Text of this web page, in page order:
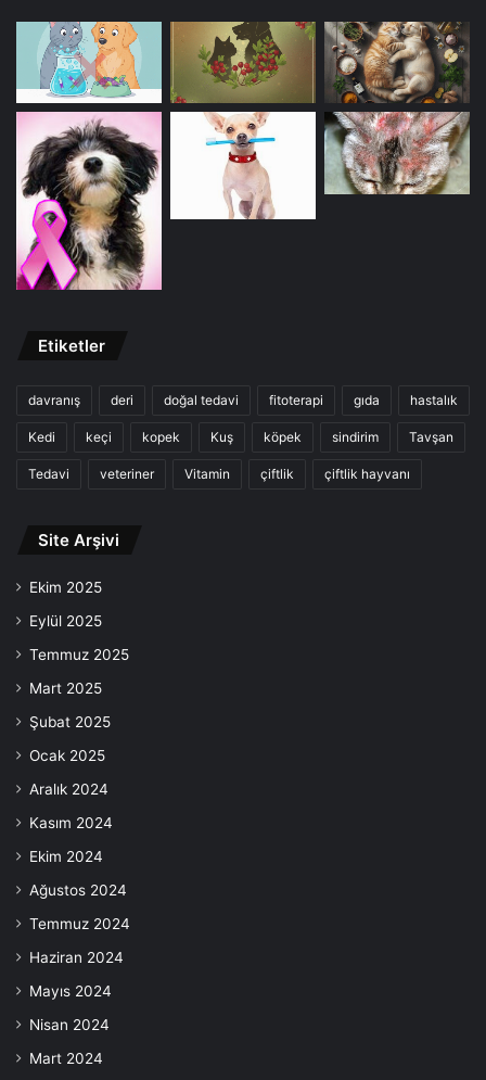
Etiketler
davranış deri doğal tedavi fitoterapi gıda hastalık
Kedi keçi kopek Kuş köpek sindirim Tavşan
Tedavi veteriner Vitamin çiftlik çiftlik hayvanı
Site Arşivi
Ekim 2025
Eylül 2025
Temmuz 2025
Mart 2025
Şubat 2025
Ocak 2025
Aralık 2024
Kasım 2024
Ekim 2024
Ağustos 2024
Temmuz 2024
Haziran 2024
Mayıs 2024
Nisan 2024
Mart 2024